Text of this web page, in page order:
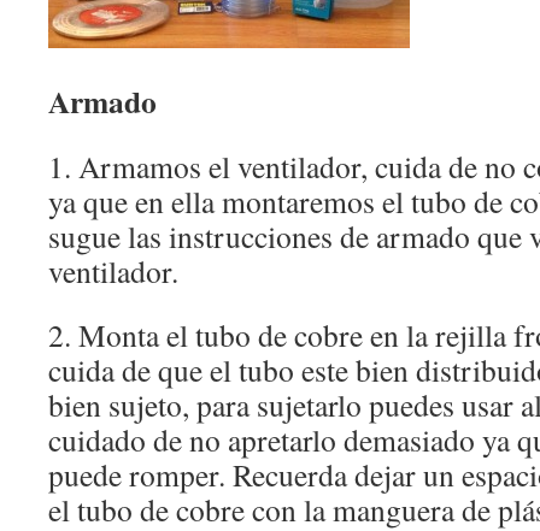
Armado
1. Armamos el ventilador, cuida de no
ya que en ella montaremos el tubo de
sugue las instrucciones de armado que
ventilador.
2. Monta el tubo de cobre en la rejilla
cuida de que el tubo este bien
bien sujeto, para sujetarlo puedes usar
cuidado de no apretarlo demasiado ya
puede romper. Recuerda dejar un
el tubo de cobre con la manguera de